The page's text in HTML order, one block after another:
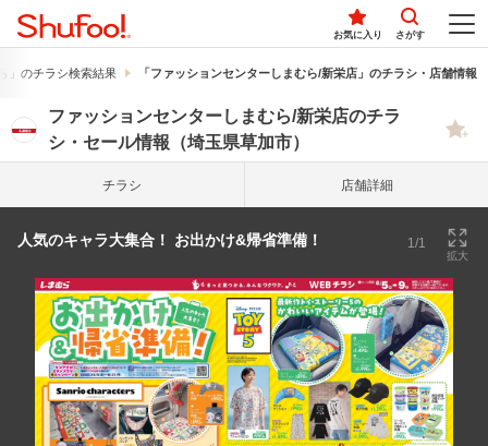
お気に入り さがす
」のチラシ検索結果 「ファッションセンターしまむら/新栄店」のチラシ・店舗情報
ファッションセンターしまむら/新栄店のチラ
シ・セール情報（埼玉県草加市）
チラシ 店舗詳細
人気のキャラ大集合！ お出かけ&帰省準備！ 1/1
拡大